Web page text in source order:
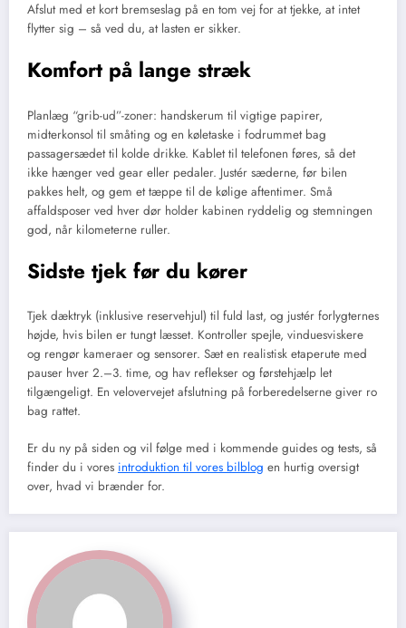
Afslut med et kort bremseslag på en tom vej for at tjekke, at intet
flytter sig – så ved du, at lasten er sikker.
Komfort på lange stræk
Planlæg “grib-ud”-zoner: handskerum til vigtige papirer,
midterkonsol til småting og en køletaske i fodrummet bag
passagersædet til kolde drikke. Kablet til telefonen føres, så det
ikke hænger ved gear eller pedaler. Justér sæderne, før bilen
pakkes helt, og gem et tæppe til de kølige aftentimer. Små
affaldsposer ved hver dør holder kabinen ryddelig og stemningen
god, når kilometerne ruller.
Sidste tjek før du kører
Tjek dæktryk (inklusive reservehjul) til fuld last, og justér forlygternes
højde, hvis bilen er tungt læsset. Kontroller spejle, vinduesviskere
og rengør kameraer og sensorer. Sæt en realistisk etaperute med
pauser hver 2.–3. time, og hav reflekser og førstehjælp let
tilgængeligt. En velovervejet afslutning på forberedelserne giver ro
bag rattet.
Er du ny på siden og vil følge med i kommende guides og tests, så
finder du i vores introduktion til vores bilblog en hurtig oversigt
over, hvad vi brænder for.